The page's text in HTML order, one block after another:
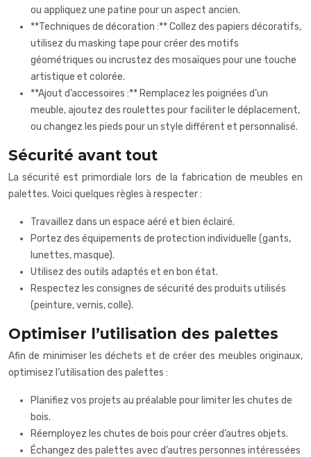
ou appliquez une patine pour un aspect ancien.
**Techniques de décoration :** Collez des papiers décoratifs,
utilisez du masking tape pour créer des motifs
géométriques ou incrustez des mosaïques pour une touche
artistique et colorée.
**Ajout d’accessoires :** Remplacez les poignées d’un
meuble, ajoutez des roulettes pour faciliter le déplacement,
ou changez les pieds pour un style différent et personnalisé.
Sécurité avant tout
La sécurité est primordiale lors de la fabrication de meubles en
palettes. Voici quelques règles à respecter :
Travaillez dans un espace aéré et bien éclairé.
Portez des équipements de protection individuelle (gants,
lunettes, masque).
Utilisez des outils adaptés et en bon état.
Respectez les consignes de sécurité des produits utilisés
(peinture, vernis, colle).
Optimiser l’utilisation des palettes
Afin de minimiser les déchets et de créer des meubles originaux,
optimisez l’utilisation des palettes :
Planifiez vos projets au préalable pour limiter les chutes de
bois.
Réemployez les chutes de bois pour créer d’autres objets.
Échangez des palettes avec d’autres personnes intéressées